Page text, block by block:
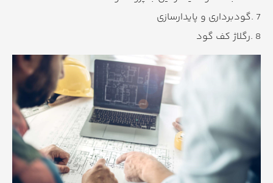
7 .گودبرداری و پایدارسازی
8 .رگلاژ کف گود